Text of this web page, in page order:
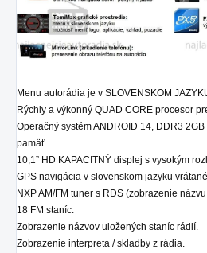
Menu autorádia je v SLOVENSKOM
Rýchly a výkonný QUAD CORE procesor
Operačný systém ANDROID 14, DDR3
pamäť.
10,1” HD KAPACITNÝ displej s vysokým
GPS navigácia v slovenskom jazyku
NXP AM/FM tuner s RDS (zobrazenie
18 FM staníc.
Zobrazenie názvov uložených staníc rádií.
Zobrazenie interpreta / skladby z rádia.